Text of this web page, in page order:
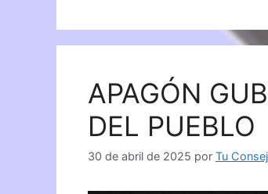
APAGÓN
DEL PUEBLO
30 de abril de 2025 por Tu